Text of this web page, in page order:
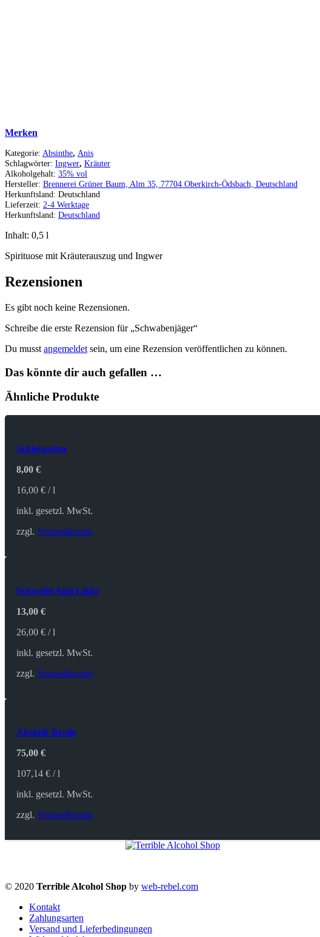
Merken
Kategorie: Absinthe, Anis
Schlagwörter: Ingwer, Kräuter
Alkoholgehalt: 35% vol
Hersteller: Brennerei Grüner Baum, Alm 35, 77704 Oberkirch-Ödsbach, Deutschland
Herkunftsland: Deutschland
Lieferzeit: 2-4 Werktage
Herkunftsland: Deutschland
Inhalt: 0,5 l
Spirituose mit Kräuterauszug und Ingwer
Rezensionen
Es gibt noch keine Rezensionen.
Schreibe die erste Rezension für „Schwabenjäger“
Du musst angemeldet sein, um eine Rezension veröffentlichen zu können.
Das könnte dir auch gefallen …
Ähnliche Produkte
Schietwetter
8,00€
16,00€ /l
inkl. gesetzl. MwSt.
zzgl.Versandkosten
Schwefel Anis Likör
13,00€
26,00€ /l
inkl. gesetzl. MwSt.
zzgl.Versandkosten
Absinth Beetle
75,00€
107,14€ /l
inkl. gesetzl. MwSt.
zzgl.Versandkosten
© 2020 Terrible Alcohol Shop by web-rebel.com
Kontakt
Zahlungsarten
Versand und Lieferbedingungen